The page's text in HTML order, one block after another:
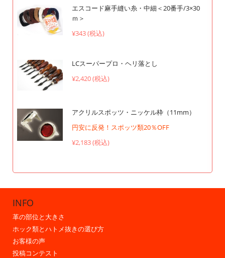
エスコード麻手縫い糸・中細＜20番手/3×30
ｍ＞
¥343 (税込)
LCスーパープロ・ヘリ落とし
¥2,420 (税込)
アクリルスポッツ・ニッケル枠（11mm）
円安に反発！スポッツ類20％OFF
¥2,183 (税込)
INFO
革の部位と大きさ
ホック類とハトメ抜きの選び方
お客様の声
投稿コンテスト